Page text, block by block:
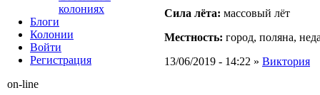
Сила лёта: массовый лёт
Местность: город, поляна,
13/06/2019 - 14:22 » Виктория
колониях
Блоги
Колонии
Войти
Peгиcтpaция
on-line